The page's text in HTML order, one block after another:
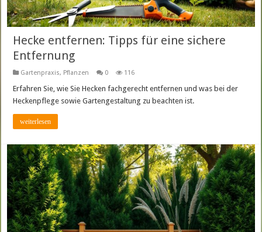
Hecke entfernen: Tipps für eine sichere
Entfernung
Gartenpraxis, Pflanzen 0 116
Erfahren Sie, wie Sie Hecken fachgerecht entfernen und was bei der
Heckenpflege sowie Gartengestaltung zu beachten ist.
weiterlesen